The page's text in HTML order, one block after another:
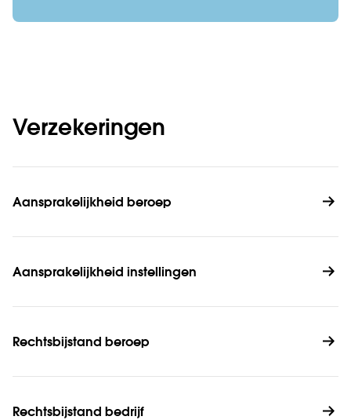
Verzekeringen
Aansprakelijkheid beroep
Aansprakelijkheid instellingen
Rechtsbijstand beroep
Rechtsbijstand bedrijf